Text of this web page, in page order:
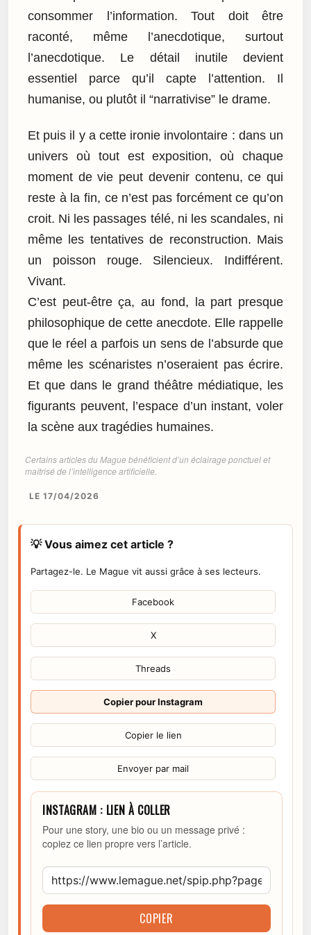
consommer l’information. Tout doit être
raconté, même l’anecdotique, surtout
l’anecdotique. Le détail inutile devient
essentiel parce qu’il capte l’attention. Il
humanise, ou plutôt il “narrativise” le drame.
Et puis il y a cette ironie involontaire : dans un
univers où tout est exposition, où chaque
moment de vie peut devenir contenu, ce qui
reste à la fin, ce n’est pas forcément ce qu’on
croit. Ni les passages télé, ni les scandales, ni
même les tentatives de reconstruction. Mais
un poisson rouge. Silencieux. Indifférent.
Vivant.
C’est peut-être ça, au fond, la part presque
philosophique de cette anecdote. Elle rappelle
que le réel a parfois un sens de l’absurde que
même les scénaristes n’oseraient pas écrire.
Et que dans le grand théâtre médiatique, les
figurants peuvent, l’espace d’un instant, voler
la scène aux tragédies humaines.
Certains articles du Mague bénéficient d’un éclairage ponctuel et
maîtrisé de l’intelligence artificielle.
LE 17/04/2026
💡 Vous aimez cet article ?
Partagez-le. Le Mague vit aussi grâce à ses lecteurs.
Facebook
X
Threads
Copier pour Instagram
Copier le lien
Envoyer par mail
INSTAGRAM : LIEN À COLLER
Pour une story, une bio ou un message privé :
copiez ce lien propre vers l’article.
COPIER